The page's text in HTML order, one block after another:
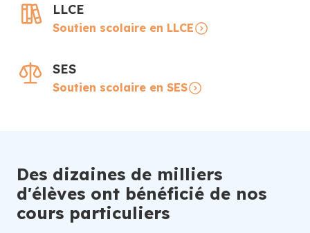
LLCE
Soutien scolaire en LLCE
SES
Soutien scolaire en SES
Des dizaines de milliers
d'élèves ont bénéficié de nos
cours particuliers